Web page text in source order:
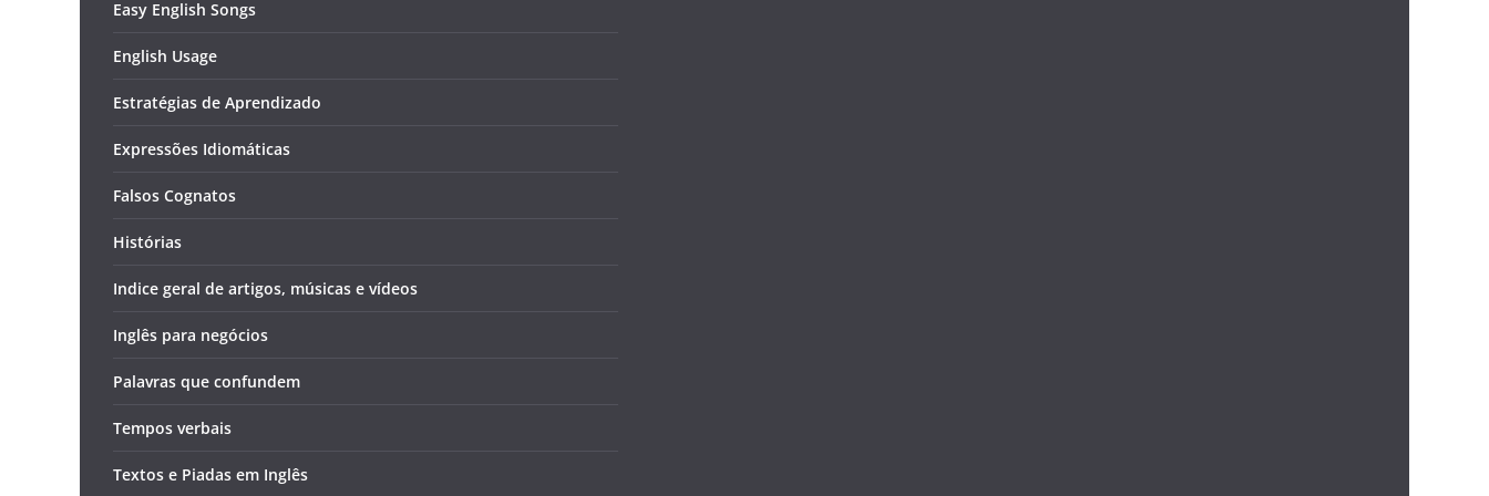
Easy English Songs
English Usage
Estratégias de Aprendizado
Expressões Idiomáticas
Falsos Cognatos
Histórias
Indice geral de artigos, músicas e vídeos
Inglês para negócios
Palavras que confundem
Tempos verbais
Textos e Piadas em Inglês